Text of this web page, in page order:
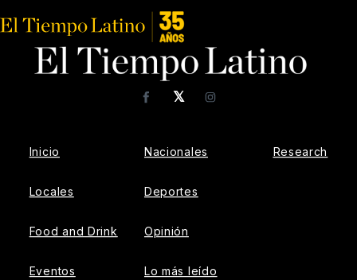
𝕏
FacebookInstagram
Inicio
Locales
Food and Drink
Eventos
Nacionales
Deportes
Opinión
Lo más leído
Research